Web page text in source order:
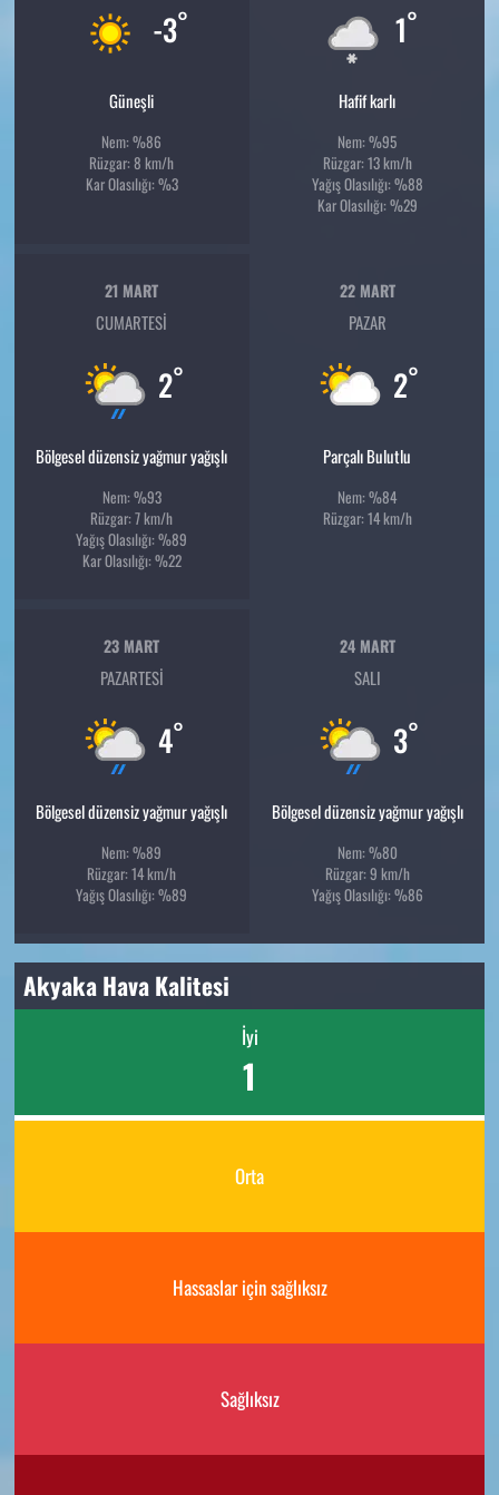
-3°
Güneşli
Nem: %86
Rüzgar: 8 km/h
Kar Olasılığı: %3
1°
Hafif karlı
Nem: %95
Rüzgar: 13 km/h
Yağış Olasılığı: %88
Kar Olasılığı: %29
21 MART
CUMARTESI
2°
Bölgesel düzensiz yağmur yağışlı
Nem: %93
Rüzgar: 7 km/h
Yağış Olasılığı: %89
Kar Olasılığı: %22
22 MART
PAZAR
2°
Parçalı Bulutlu
Nem: %84
Rüzgar: 14 km/h
23 MART
PAZARTESI
4°
Bölgesel düzensiz yağmur yağışlı
Nem: %89
Rüzgar: 14 km/h
Yağış Olasılığı: %89
24 MART
SALI
3°
Bölgesel düzensiz yağmur yağışlı
Nem: %80
Rüzgar: 9 km/h
Yağış Olasılığı: %86
Akyaka Hava Kalitesi
İyi
1
Orta
Hassaslar için sağlıksız
Sağlıksız